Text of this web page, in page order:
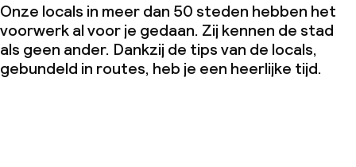
Onze locals in meer dan 50 steden hebben het
voorwerk al voor je gedaan. Zij kennen de stad
als geen ander. Dankzij de tips van de locals,
gebundeld in routes, heb je een heerlijke tijd.